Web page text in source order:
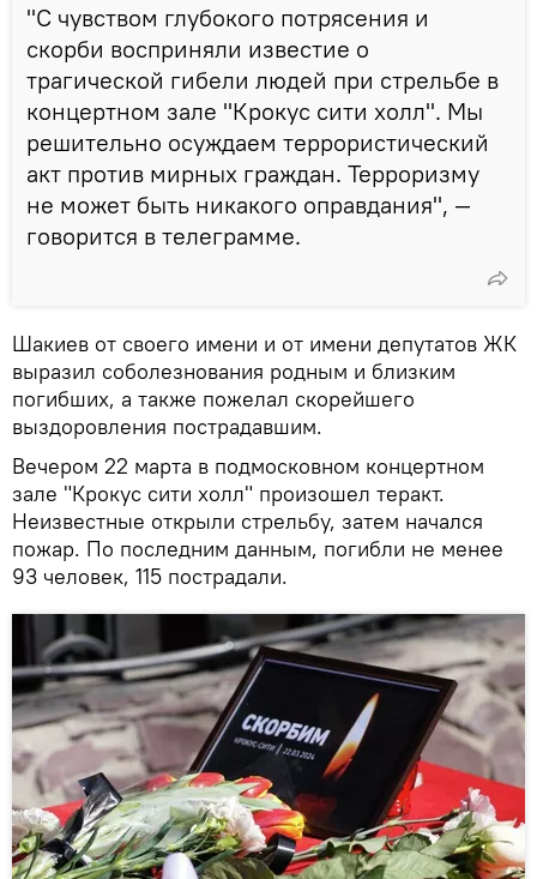
"С чувством глубокого потрясения и
скорби восприняли известие о
трагической гибели людей при стрельбе в
концертном зале "Крокус сити холл". Мы
решительно осуждаем террористический
акт против мирных граждан. Терроризму
не может быть никакого оправдания", —
говорится в телеграмме.
Шакиев от своего имени и от имени депутатов ЖК
выразил соболезнования родным и близким
погибших, а также пожелал скорейшего
выздоровления пострадавшим.
Вечером 22 марта в подмосковном концертном
зале "Крокус сити холл" произошел теракт.
Неизвестные открыли стрельбу, затем начался
пожар. По последним данным, погибли не менее
93 человек, 115 пострадали.